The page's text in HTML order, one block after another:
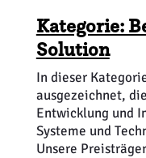
Kategorie:
Solution
In dieser
ausgezeichnet,
Entwicklung und
Systeme und
Unsere